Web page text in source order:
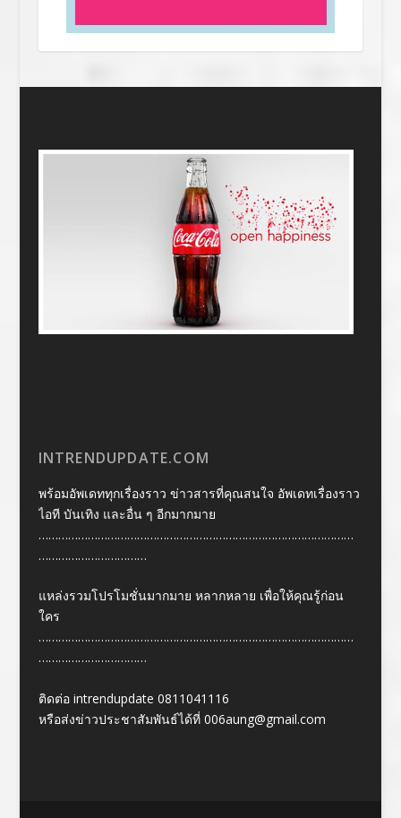
INTRENDUPDATE.COM
พร้อมอัพเดททุกเรื่องราว ข่าวสารที่คุณสนใจ อัพเดทเรื่องราว
ไอที บันเทิง และอื่น ๆ อีกมากมาย
……………………………………………………………………………………
……………………………
แหล่งรวมโปรโมชั่นมากมาย หลากหลาย เพื่อให้คุณรู้ก่อน
ใคร
……………………………………………………………………………………
……………………………
ติดต่อ intrendupdate 0811041116
หรือส่งข่าวประชาสัมพันธ์ได้ที่ 006aung@gmail.com